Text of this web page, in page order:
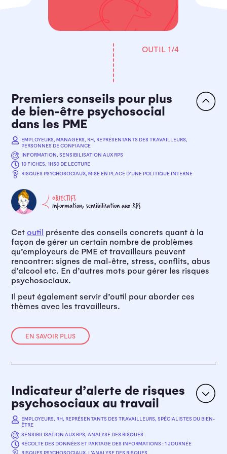
OUTIL 1/4
Premiers conseils pour plus
de bien-être psychosocial
dans les PME
EMPLOYEURS, MANAGERS, RH, REPRÉSENTANTS DES TRAVAILLEURS,
PERSONNES DE CONFIANCE
INFORMATION, SENSIBILISATION AUX RPS
10 FICHES, 1H30 DE LECTURE
RISQUES PSYCHOSOCIAUX, MISE EN PLACE D’UNE POLITIQUE INTERNE
OBJECTIFS
Information, sensibilisation aux RPS
Cet outil présente des conseils concrets quant à la
façon de gérer un certain nombre de problèmes
qu’employeurs de PME et travailleurs peuvent
rencontrer: signes de mal-être, stress, conflits, abus
d’alcool etc. En d’autres mots pour gérer les risques
psychosociaux.
Il peut également servir d’outil pour aborder ces
thèmes avec les travailleurs.
EN SAVOIR PLUS
Indicateur d’alerte de risques
psychosociaux au travail
EMPLOYEURS, RH, REPRÉSENTANTS DES TRAVAILLEURS, SPÉCIALISTES DU BIEN-
ÊTRE
SENSIBILISATION AUX RPS, ANALYSE DES RISQUES
RÉCOLTE DES DONNÉES ET PARTAGE DES INFORMATIONS : 1 JOURNÉE
RISQUES PSYCHOSOCIAUX, L’ANALYSE DES RISQUES